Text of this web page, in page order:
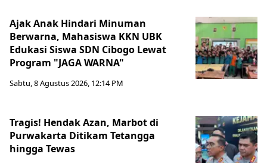
Ajak Anak Hindari Minuman
Berwarna, Mahasiswa KKN UBK
Edukasi Siswa SDN Cibogo Lewat
Program "JAGA WARNA"
Sabtu, 8 Agustus 2026, 12:14 PM
Tragis! Hendak Azan, Marbot di
Purwakarta Ditikam Tetangga
hingga Tewas